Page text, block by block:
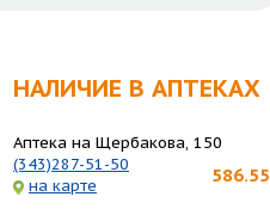
НАЛИЧИЕ В АПТЕКАХ
Аптека на Щербакова, 150
(343)287-51-50
на карте
586.55